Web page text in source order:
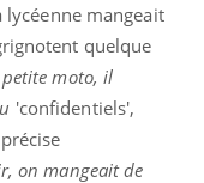
mangeait
quelque
moto, il
'confidentiels',
on mangeait de